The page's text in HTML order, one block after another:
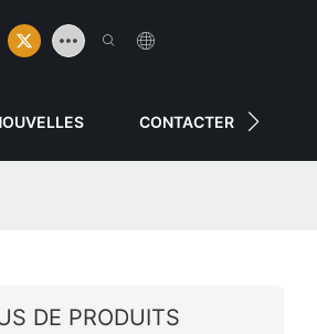
CONTACTER
DE PRODUITS